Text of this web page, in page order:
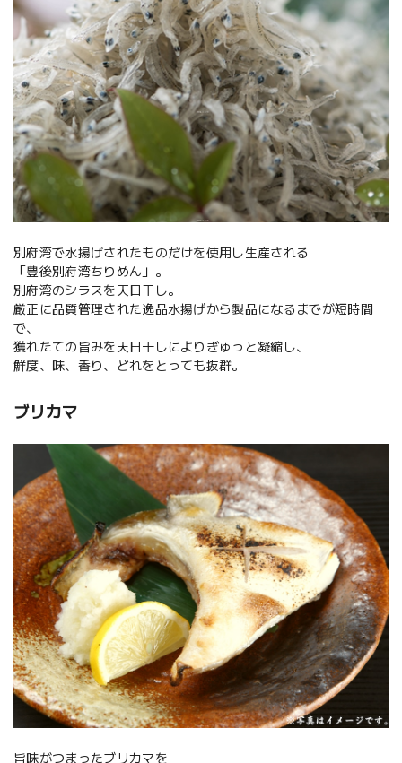
別府湾で水揚げされたものだけを使用し生産される
「豊後別府湾ちりめん」。
別府湾のシラスを天日干し。
厳正に品質管理された逸品水揚げから製品になるまでが短時間
で、
獲れたての旨みを天日干しによりぎゅっと凝縮し、
鮮度、味、香り、どれをとっても抜群。
ブリカマ
旨味がつまったブリカマを